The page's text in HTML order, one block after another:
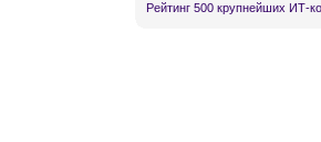
Рейтинг 500 крупнейших ИТ-